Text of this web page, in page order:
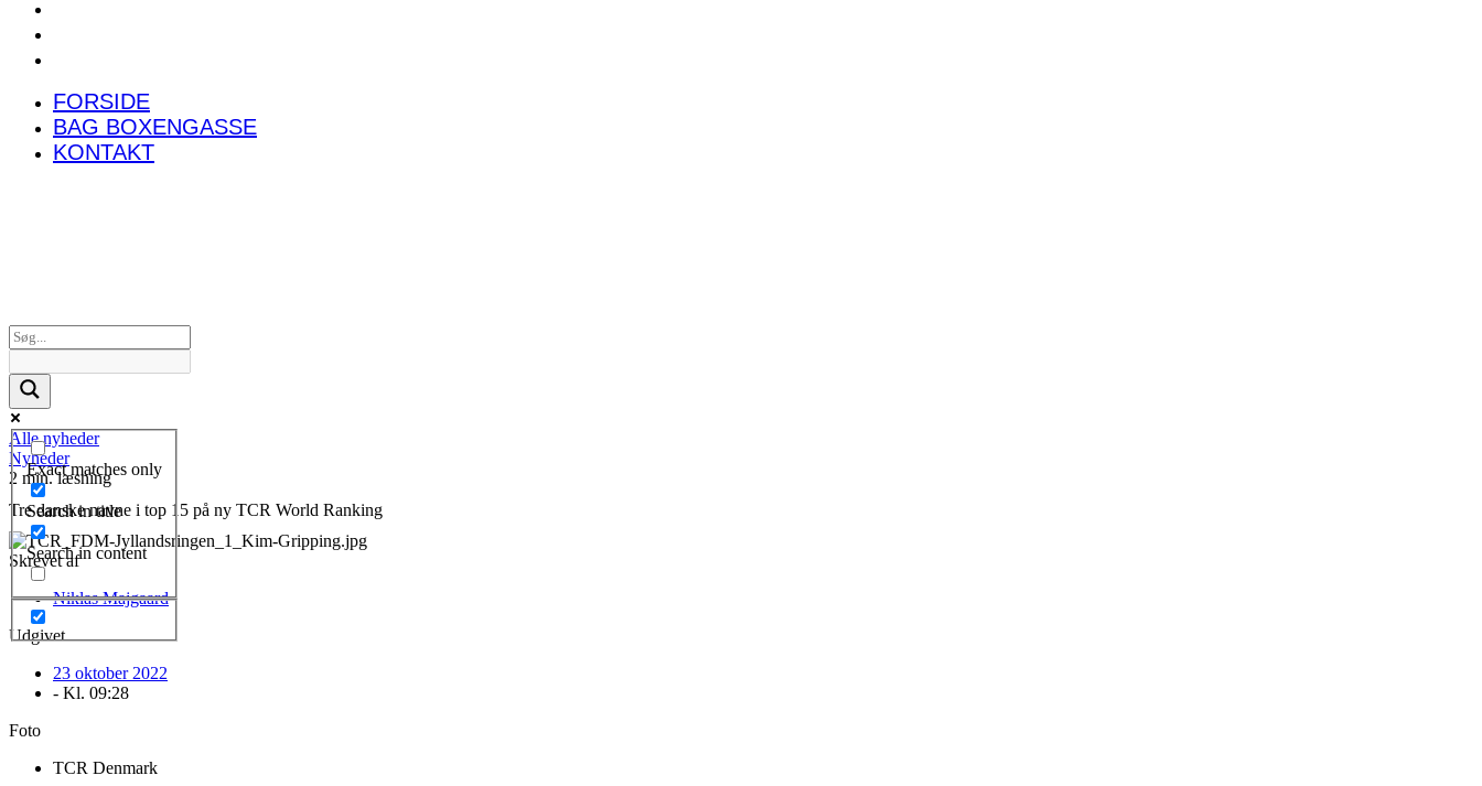
FORSIDE
BAG BOXENGASSE
KONTAKT
Exact matches only
Search in title
Search in content
Alle nyheder
Nyheder
2 min. læsning
Tre danske navne i top 15 på ny TCR World Ranking
Skrevet af
Niklas Majgaard
Udgivet
23 oktober 2022
- Kl. 09:28
Foto
TCR Denmark